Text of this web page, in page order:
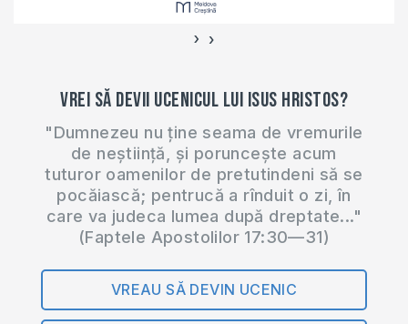
‹ ›
Vrei să devii ucenicul lui Isus Hristos?
"Dumnezeu nu ține seama de vremurile
de neștiință, și poruncește acum
tuturor oamenilor de pretutindeni să se
pocăiască; pentrucă a rînduit o zi, în
care va judeca lumea după dreptate..."
(Faptele Apostolilor 17:30—31)
VREAU SĂ DEVIN UCENIC